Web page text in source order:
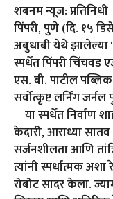
शबनम न्यूज: प्रतिनिधी
पिंपरी, पुणे (दि. १५
अबुधाबी येथे झालेल्या
स्पर्धेत पिंपरी चिंचवड
एस. बी. पाटील पब्लिक
सर्वोत्कृष्ट लर्निंग
या स्पर्धेत निर्वाण
केदारी, आराध्या
सर्जनशीलता आणि
त्यांनी स्पर्धात्मक
रोबोट सादर केला.